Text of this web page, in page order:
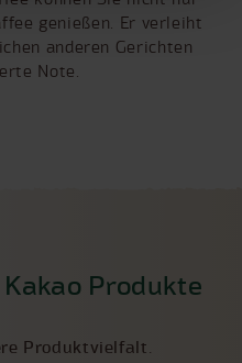
genießen. Er verleiht
anderen Gerichten
Note.
Produkte
Produktvielfalt.